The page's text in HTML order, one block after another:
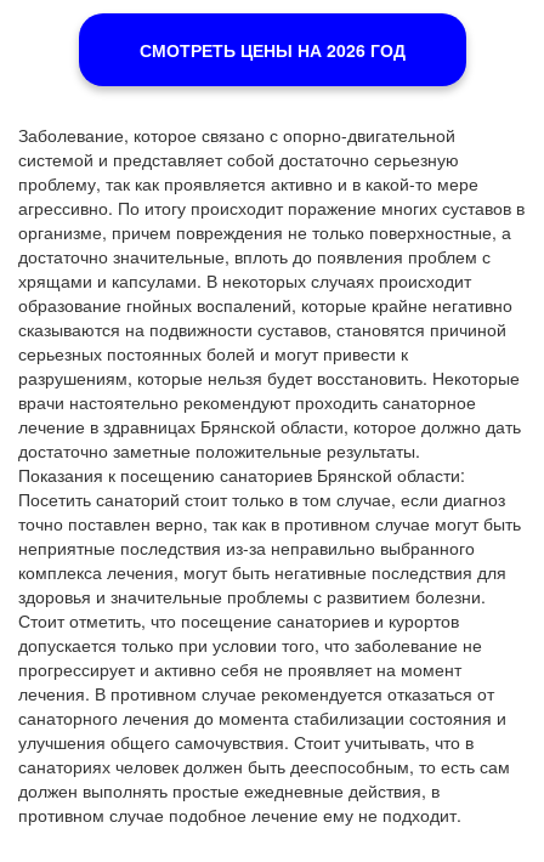
СМОТРЕТЬ ЦЕНЫ НА 2026 ГОД
Заболевание, которое связано с опорно-двигательной
системой и представляет собой достаточно серьезную
проблему, так как проявляется активно и в какой-то мере
агрессивно. По итогу происходит поражение многих суставов в
организме, причем повреждения не только поверхностные, а
достаточно значительные, вплоть до появления проблем с
хрящами и капсулами. В некоторых случаях происходит
образование гнойных воспалений, которые крайне негативно
сказываются на подвижности суставов, становятся причиной
серьезных постоянных болей и могут привести к
разрушениям, которые нельзя будет восстановить. Некоторые
врачи настоятельно рекомендуют проходить санаторное
лечение в здравницах Брянской области, которое должно дать
достаточно заметные положительные результаты.
Показания к посещению санаториев Брянской области:
Посетить санаторий стоит только в том случае, если диагноз
точно поставлен верно, так как в противном случае могут быть
неприятные последствия из-за неправильно выбранного
комплекса лечения, могут быть негативные последствия для
здоровья и значительные проблемы с развитием болезни.
Стоит отметить, что посещение санаториев и курортов
допускается только при условии того, что заболевание не
прогрессирует и активно себя не проявляет на момент
лечения. В противном случае рекомендуется отказаться от
санаторного лечения до момента стабилизации состояния и
улучшения общего самочувствия. Стоит учитывать, что в
санаториях человек должен быть дееспособным, то есть сам
должен выполнять простые ежедневные действия, в
противном случае подобное лечение ему не подходит.